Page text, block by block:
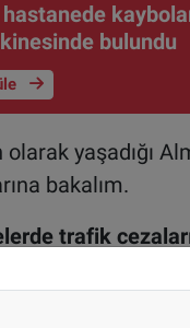
bulundu
yaşadığı
bakalım.
trafik